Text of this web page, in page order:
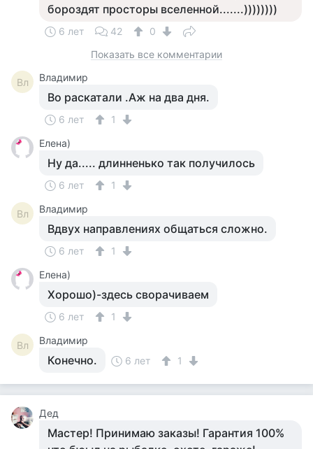
бороздят просторы вселенной.......))))))))
6 лет 42
0
Показать все комментарии
Вл Владимир
Во раскатали .Аж на два дня.
6 лет
1
Елена)
Ну да..... длинненько так получилось
6 лет 1
Вл Владимир
Вдвух направлениях общаться сложно.
6 лет
1
Елена)
Хорошо)-здесь сворачиваем
6 лет 1
Вл Владимир
Конечно. 6 лет 1
Дед
Мастер! Принимаю заказы! Гарантия 100%